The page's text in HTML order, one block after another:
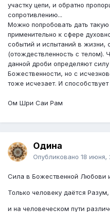
участку цепи, и обратно
сопротивлению...
Можно попробовать дать такую
применительно к сфере
событий и испытаний в жизни,
(отождествленность с телом).
данной дроби определяют
Божественности, но с
тоже исчезает. И
Ом Шри Саи Рам
Одина
Опубликовано 18 июня,
Сила в Божественной Любови
Только человеку даётся
и на человеческом пути